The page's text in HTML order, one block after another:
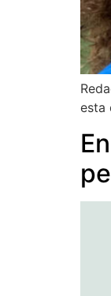
esta